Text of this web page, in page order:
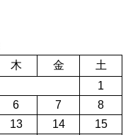
木 金
土
1
6 7
8
13 14 15